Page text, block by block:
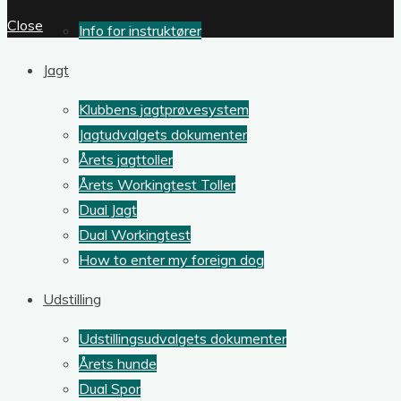
Info for instruktører
Jagt
Klubbens jagtprøvesystem
Jagtudvalgets dokumenter
Årets jagttoller
Årets Workingtest Toller
Dual Jagt
Dual Workingtest
How to enter my foreign dog
Udstilling
Udstillingsudvalgets dokumenter
Årets hunde
Dual Spor
Close